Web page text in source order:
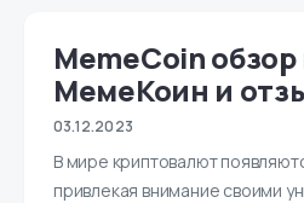
MemeCoin
МемеКоин и
03.12.2023
В мире криптовалют
привлекая внимание своими